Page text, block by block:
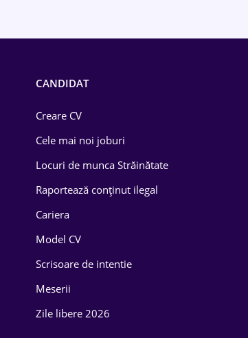
CANDIDAT
Creare CV
Cele mai noi joburi
Locuri de munca Străinătate
Raportează conținut ilegal
Cariera
Model CV
Scrisoare de intentie
Meserii
Zile libere 2026